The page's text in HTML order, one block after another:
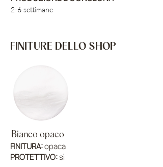
2-6 settimane
FINITURE DELLO SHOP
Bianco opaco
FINITURA:opaca
PROTETTIVO:sì